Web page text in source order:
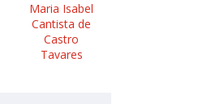
Maria Isabel
Cantista de
Castro
Tavares